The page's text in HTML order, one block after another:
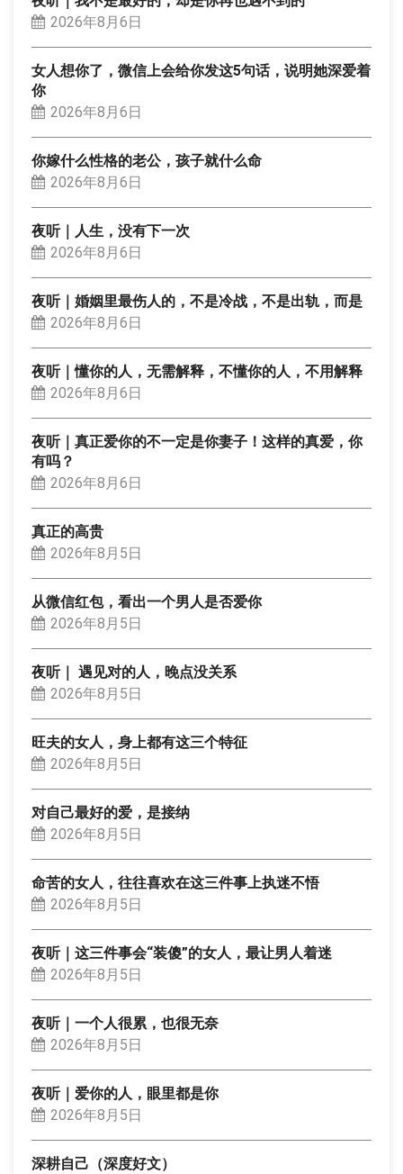
2026年8月6日
女人想你了，微信上会给你发这5句话，说明她深爱着
你
2026年8月6日
你嫁什么性格的老公，孩子就什么命
2026年8月6日
夜听｜人生，没有下一次
2026年8月6日
夜听｜婚姻里最伤人的，不是冷战，不是出轨，而是
2026年8月6日
夜听｜懂你的人，无需解释，不懂你的人，不用解释
2026年8月6日
夜听｜真正爱你的不一定是你妻子！这样的真爱，你
有吗？
2026年8月6日
真正的高贵
2026年8月5日
从微信红包，看出一个男人是否爱你
2026年8月5日
夜听｜ 遇见对的人，晚点没关系
2026年8月5日
旺夫的女人，身上都有这三个特征
2026年8月5日
对自己最好的爱，是接纳
2026年8月5日
命苦的女人，往往喜欢在这三件事上执迷不悟
2026年8月5日
夜听｜这三件事会“装傻”的女人，最让男人着迷
2026年8月5日
夜听｜一个人很累，也很无奈
2026年8月5日
夜听｜爱你的人，眼里都是你
2026年8月5日
深耕自己（深度好文）